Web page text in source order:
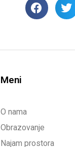
Meni
O nama
Obrazovanje
Najam prostora